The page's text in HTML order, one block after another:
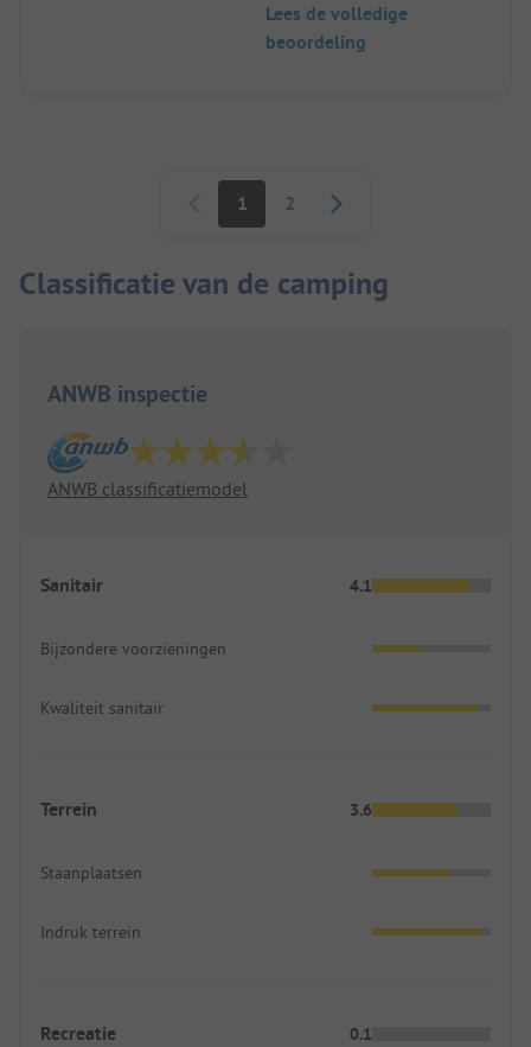
Lees de volledige
beoordeling
Paginering
1 2
Classificatie van de camping
ANWB inspectie
ANWB classificatiemodel
Sanitair 4.1
Bijzondere voorzieningen
Kwaliteit sanitair
Terrein 3.6
Staanplaatsen
Indruk terrein
Recreatie 0.1